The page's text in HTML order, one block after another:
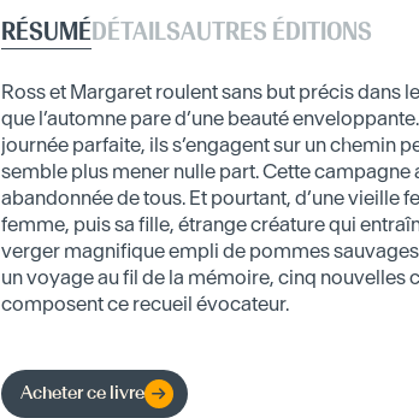
RÉSUMÉDÉTAILSAUTRES ÉDITIONS
Ross et Margaret roulent sans but précis dans
que l’automne pare d’une beauté
journée parfaite, ils s’engagent sur un chemin
semble plus mener nulle part. Cette campagne
abandonnée de tous. Et pourtant, d’une vieille
femme, puis sa fille, étrange créature qui
verger magnifique empli de pommes
un voyage au fil de la mémoire, cinq nouvelles
composent ce recueil évocateur.
Acheter ce livre